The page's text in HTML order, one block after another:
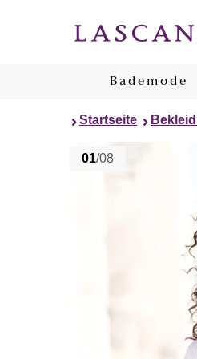
Bademode
Startseite
01/08